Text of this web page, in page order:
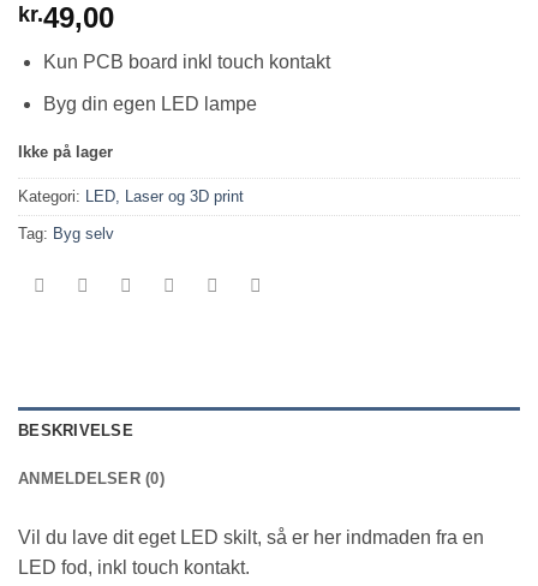
kr.49,00
Kun PCB board inkl touch kontakt
Byg din egen LED lampe
Ikke på lager
Kategori: LED, Laser og 3D print
Tag: Byg selv
BESKRIVELSE
ANMELDELSER (0)
Vil du lave dit eget LED skilt, så er her indmaden fra en
LED fod, inkl touch kontakt.